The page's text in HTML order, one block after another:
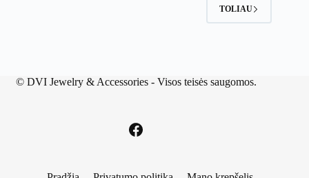
TOLIAU
© DVI Jewelry & Accessories- Visos teisės saugomos.